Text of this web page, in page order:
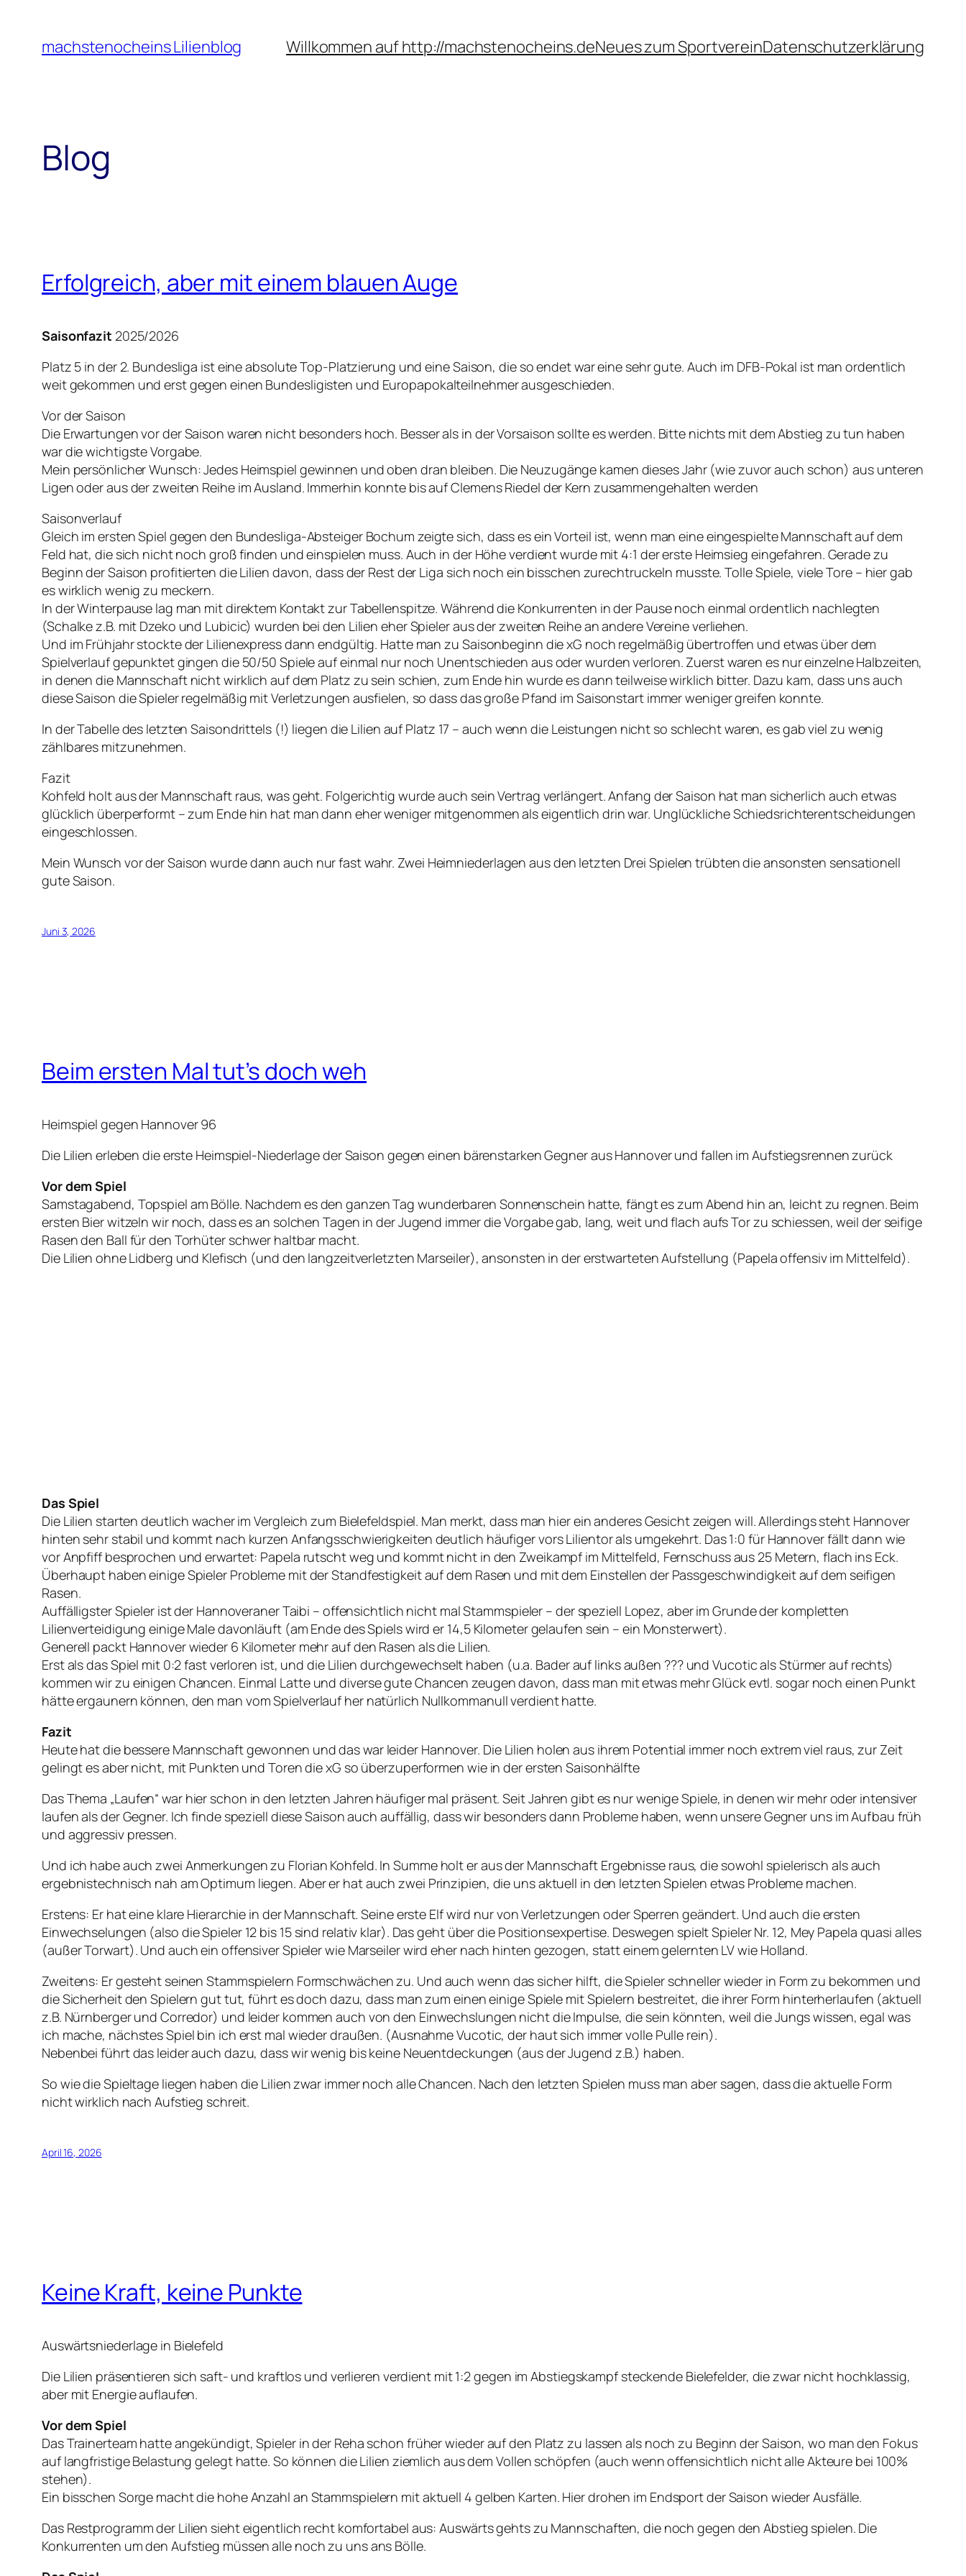
Inhalt
springen
machstenocheins Lilienblog Willkommen auf http://machstenocheins.deNeues zum SportvereinDatenschutzerklärung
Blog
Erfolgreich, aber mit einem blauen Auge
Saisonfazit 2025/2026
Platz 5 in der 2. Bundesliga ist eine absolute Top-Platzierung und eine Saison, die so endet war eine sehr gute. Auch im DFB-Pokal ist man ordentlich
weit gekommen und erst gegen einen Bundesligisten und Europapokalteilnehmer ausgeschieden.
Vor der Saison
Die Erwartungen vor der Saison waren nicht besonders hoch. Besser als in der Vorsaison sollte es werden. Bitte nichts mit dem Abstieg zu tun haben
war die wichtigste Vorgabe.
Mein persönlicher Wunsch: Jedes Heimspiel gewinnen und oben dran bleiben. Die Neuzugänge kamen dieses Jahr (wie zuvor auch schon) aus unteren
Ligen oder aus der zweiten Reihe im Ausland. Immerhin konnte bis auf Clemens Riedel der Kern zusammengehalten werden
Saisonverlauf
Gleich im ersten Spiel gegen den Bundesliga-Absteiger Bochum zeigte sich, dass es ein Vorteil ist, wenn man eine eingespielte Mannschaft auf dem
Feld hat, die sich nicht noch groß finden und einspielen muss. Auch in der Höhe verdient wurde mit 4:1 der erste Heimsieg eingefahren. Gerade zu
Beginn der Saison profitierten die Lilien davon, dass der Rest der Liga sich noch ein bisschen zurechtruckeln musste. Tolle Spiele, viele Tore – hier gab
es wirklich wenig zu meckern.
In der Winterpause lag man mit direktem Kontakt zur Tabellenspitze. Während die Konkurrenten in der Pause noch einmal ordentlich nachlegten
(Schalke z.B. mit Dzeko und Lubicic) wurden bei den Lilien eher Spieler aus der zweiten Reihe an andere Vereine verliehen.
Und im Frühjahr stockte der Lilienexpress dann endgültig. Hatte man zu Saisonbeginn die xG noch regelmäßig übertroffen und etwas über dem
Spielverlauf gepunktet gingen die 50/50 Spiele auf einmal nur noch Unentschieden aus oder wurden verloren. Zuerst waren es nur einzelne Halbzeiten,
in denen die Mannschaft nicht wirklich auf dem Platz zu sein schien, zum Ende hin wurde es dann teilweise wirklich bitter. Dazu kam, dass uns auch
diese Saison die Spieler regelmäßig mit Verletzungen ausfielen, so dass das große Pfand im Saisonstart immer weniger greifen konnte.
In der Tabelle des letzten Saisondrittels (!) liegen die Lilien auf Platz 17 – auch wenn die Leistungen nicht so schlecht waren, es gab viel zu wenig
zählbares mitzunehmen.
Fazit
Kohfeld holt aus der Mannschaft raus, was geht. Folgerichtig wurde auch sein Vertrag verlängert. Anfang der Saison hat man sicherlich auch etwas
glücklich überperformt – zum Ende hin hat man dann eher weniger mitgenommen als eigentlich drin war. Unglückliche Schiedsrichterentscheidungen
eingeschlossen.
Mein Wunsch vor der Saison wurde dann auch nur fast wahr. Zwei Heimniederlagen aus den letzten Drei Spielen trübten die ansonsten sensationell
gute Saison.
Juni 3, 2026
Beim ersten Mal tut’s doch weh
Heimspiel gegen Hannover 96
Die Lilien erleben die erste Heimspiel-Niederlage der Saison gegen einen bärenstarken Gegner aus Hannover und fallen im Aufstiegsrennen zurück
Vor dem Spiel
Samstagabend, Topspiel am Bölle. Nachdem es den ganzen Tag wunderbaren Sonnenschein hatte, fängt es zum Abend hin an, leicht zu regnen. Beim
ersten Bier witzeln wir noch, dass es an solchen Tagen in der Jugend immer die Vorgabe gab, lang, weit und flach aufs Tor zu schiessen, weil der seifige
Rasen den Ball für den Torhüter schwer haltbar macht.
Die Lilien ohne Lidberg und Klefisch (und den langzeitverletzten Marseiler), ansonsten in der erstwarteten Aufstellung (Papela offensiv im Mittelfeld).
Das Spiel
Die Lilien starten deutlich wacher im Vergleich zum Bielefeldspiel. Man merkt, dass man hier ein anderes Gesicht zeigen will. Allerdings steht Hannover
hinten sehr stabil und kommt nach kurzen Anfangsschwierigkeiten deutlich häufiger vors Lilientor als umgekehrt. Das 1:0 für Hannover fällt dann wie
vor Anpfiff besprochen und erwartet: Papela rutscht weg und kommt nicht in den Zweikampf im Mittelfeld, Fernschuss aus 25 Metern, flach ins Eck.
Überhaupt haben einige Spieler Probleme mit der Standfestigkeit auf dem Rasen und mit dem Einstellen der Passgeschwindigkeit auf dem seifigen
Rasen.
Auffälligster Spieler ist der Hannoveraner Taibi – offensichtlich nicht mal Stammspieler – der speziell Lopez, aber im Grunde der kompletten
Lilienverteidigung einige Male davonläuft (am Ende des Spiels wird er 14,5 Kilometer gelaufen sein – ein Monsterwert).
Generell packt Hannover wieder 6 Kilometer mehr auf den Rasen als die Lilien.
Erst als das Spiel mit 0:2 fast verloren ist, und die Lilien durchgewechselt haben (u.a. Bader auf links außen ??? und Vucotic als Stürmer auf rechts)
kommen wir zu einigen Chancen. Einmal Latte und diverse gute Chancen zeugen davon, dass man mit etwas mehr Glück evtl. sogar noch einen Punkt
hätte ergaunern können, den man vom Spielverlauf her natürlich Nullkommanull verdient hatte.
Fazit
Heute hat die bessere Mannschaft gewonnen und das war leider Hannover. Die Lilien holen aus ihrem Potential immer noch extrem viel raus, zur Zeit
gelingt es aber nicht, mit Punkten und Toren die xG so überzuperformen wie in der ersten Saisonhälfte
Das Thema „Laufen“ war hier schon in den letzten Jahren häufiger mal präsent. Seit Jahren gibt es nur wenige Spiele, in denen wir mehr oder intensiver
laufen als der Gegner. Ich finde speziell diese Saison auch auffällig, dass wir besonders dann Probleme haben, wenn unsere Gegner uns im Aufbau früh
und aggressiv pressen.
Und ich habe auch zwei Anmerkungen zu Florian Kohfeld. In Summe holt er aus der Mannschaft Ergebnisse raus, die sowohl spielerisch als auch
ergebnistechnisch nah am Optimum liegen. Aber er hat auch zwei Prinzipien, die uns aktuell in den letzten Spielen etwas Probleme machen.
Erstens: Er hat eine klare Hierarchie in der Mannschaft. Seine erste Elf wird nur von Verletzungen oder Sperren geändert. Und auch die ersten
Einwechselungen (also die Spieler 12 bis 15 sind relativ klar). Das geht über die Positionsexpertise. Deswegen spielt Spieler Nr. 12, Mey Papela quasi alles
(außer Torwart). Und auch ein offensiver Spieler wie Marseiler wird eher nach hinten gezogen, statt einem gelernten LV wie Holland.
Zweitens: Er gesteht seinen Stammspielern Formschwächen zu. Und auch wenn das sicher hilft, die Spieler schneller wieder in Form zu bekommen und
die Sicherheit den Spielern gut tut, führt es doch dazu, dass man zum einen einige Spiele mit Spielern bestreitet, die ihrer Form hinterherlaufen (aktuell
z.B. Nürnberger und Corredor) und leider kommen auch von den Einwechslungen nicht die Impulse, die sein könnten, weil die Jungs wissen, egal was
ich mache, nächstes Spiel bin ich erst mal wieder draußen. (Ausnahme Vucotic, der haut sich immer volle Pulle rein).
Nebenbei führt das leider auch dazu, dass wir wenig bis keine Neuentdeckungen (aus der Jugend z.B.) haben.
So wie die Spieltage liegen haben die Lilien zwar immer noch alle Chancen. Nach den letzten Spielen muss man aber sagen, dass die aktuelle Form
nicht wirklich nach Aufstieg schreit.
April 16, 2026
Keine Kraft, keine Punkte
Auswärtsniederlage in Bielefeld
Die Lilien präsentieren sich saft- und kraftlos und verlieren verdient mit 1:2 gegen im Abstiegskampf steckende Bielefelder, die zwar nicht hochklassig,
aber mit Energie auflaufen.
Vor dem Spiel
Das Trainerteam hatte angekündigt, Spieler in der Reha schon früher wieder auf den Platz zu lassen als noch zu Beginn der Saison, wo man den Fokus
auf langfristige Belastung gelegt hatte. So können die Lilien ziemlich aus dem Vollen schöpfen (auch wenn offensichtlich nicht alle Akteure bei 100%
stehen).
Ein bisschen Sorge macht die hohe Anzahl an Stammspielern mit aktuell 4 gelben Karten. Hier drohen im Endsport der Saison wieder Ausfälle.
Das Restprogramm der Lilien sieht eigentlich recht komfortabel aus: Auswärts gehts zu Mannschaften, die noch gegen den Abstieg spielen. Die
Konkurrenten um den Aufstieg müssen alle noch zu uns ans Bölle.